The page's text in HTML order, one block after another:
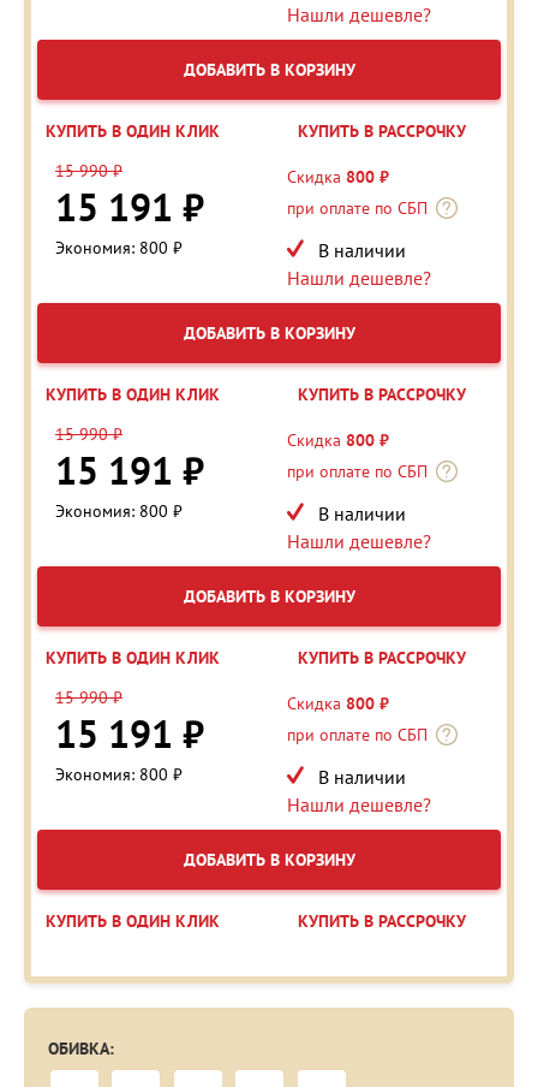
Нашли дешевле?
ДОБАВИТЬ В КОРЗИНУ
КУПИТЬ В ОДИН КЛИК
КУПИТЬ В РАССРОЧКУ
15 990 ₽
15 191 ₽
Экономия: 800 ₽
Скидка 800 ₽
при оплате по СБП
В наличии
Нашли дешевле?
ДОБАВИТЬ В КОРЗИНУ
КУПИТЬ В ОДИН КЛИК
КУПИТЬ В РАССРОЧКУ
15 990 ₽
15 191 ₽
Экономия: 800 ₽
Скидка 800 ₽
при оплате по СБП
В наличии
Нашли дешевле?
ДОБАВИТЬ В КОРЗИНУ
КУПИТЬ В ОДИН КЛИК
КУПИТЬ В РАССРОЧКУ
15 990 ₽
15 191 ₽
Экономия: 800 ₽
Скидка 800 ₽
при оплате по СБП
В наличии
Нашли дешевле?
ДОБАВИТЬ В КОРЗИНУ
КУПИТЬ В ОДИН КЛИК КУПИТЬ В РАССРОЧКУ
ОБИВКА: